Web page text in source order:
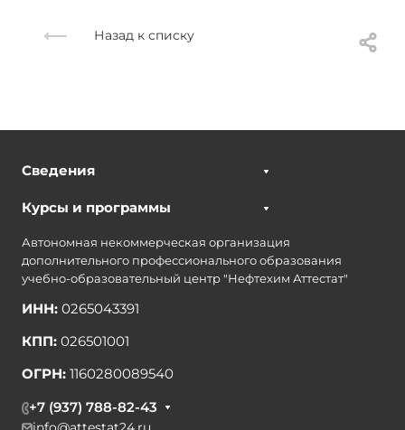
Назад к списку
Сведения
Курсы и программы
Автономная некоммерческая организация
дополнительного профессионального образования
учебно-образовательный центр "Нефтехим Аттестат"
ИНН: 0265043391
КПП: 026501001
ОГРН: 1160280089540
+7 (937) 788-82-43